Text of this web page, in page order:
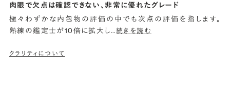
肉眼で欠点は確認できない、非常に優れたグレード
極々わずかな内包物の評価の中でも次点の評価を指します。
熟練の鑑定士が10倍に拡大し…続きを読む
クラリティについて